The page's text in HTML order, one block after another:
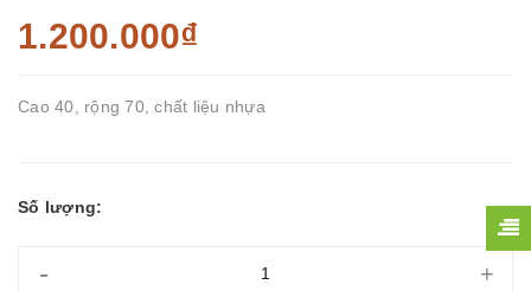
1.200.000₫
Cao 40, rộng 70, chất liệu nhựa
Số lượng:
- +